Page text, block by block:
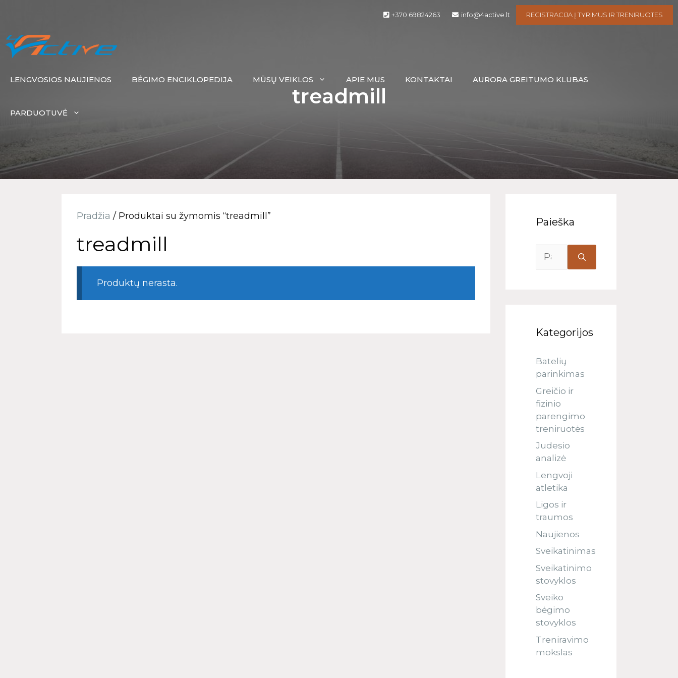
+370 69824263 info@4active.lt REGISTRACIJA Į TYRIMUS IR TRENIRUOTES
LENGVOSIOS NAUJIENOS BĖGIMO ENCIKLOPEDIJA MŪSŲ VEIKLOS APIE MUS KONTAKTAI AURORA GREITUMO KLUBAS
PARDUOTUVĖ
treadmill
Pradžia / Produktai su žymomis “treadmill”
treadmill
Produktų nerasta.
Paieška
Kategorijos
Batelių
parinkimas
Greičio ir
fizinio
parengimo
treniruotės
Judesio
analizė
Lengvoji
atletika
Ligos ir
traumos
Naujienos
Sveikatinimas
Sveikatinimo
stovyklos
Sveiko
bėgimo
stovyklos
Treniravimo
mokslas